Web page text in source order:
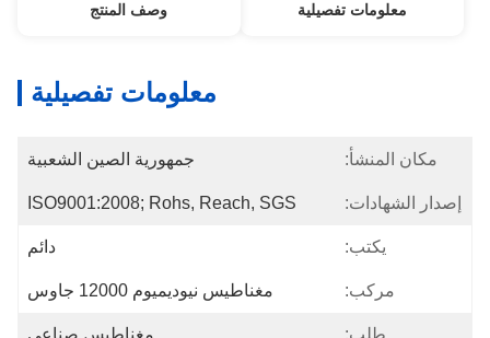
معلومات تفصيلية وصف المنتج
معلومات تفصيلية
مكان المنشأ: جمهورية الصين الشعبية
إصدار الشهادات: ISO9001:2008; Rohs, Reach, SGS
يكتب: دائم
مركب: مغناطيس نيوديميوم 12000 جاوس
طلب: مغناطيس صناعي